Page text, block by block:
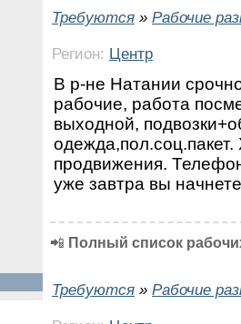
Требуются » Рабочие
Регион: Центр
B р-не Натании
рабочие, работа
выходной,
продвижения.
уже завтра вы
📲 Полный список
Требуются » Рабочие